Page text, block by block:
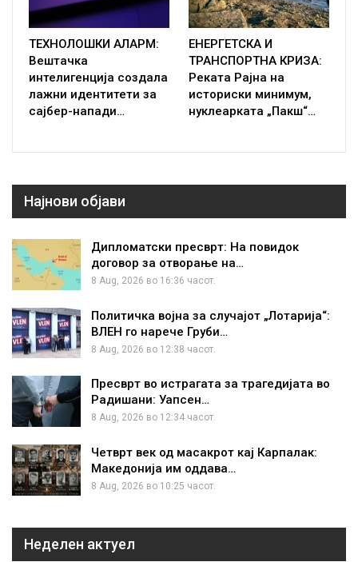
ТЕХНОЛОШКИ АЛАРМ:
Вештачка
интелигенција создала
лажни идентитети за
сајбер-напади…
ЕНЕРГЕТСКА И
ТРАНСПОРТНА КРИЗА:
Реката Рајна на
историски минимум,
нуклеарката „Пакш“…
Најнови објави
Дипломатски пресврт: На повидок
договор за отворање на…
8 Aug, 2026 во 16:36 часот.
Политичка војна за случајот „Лотарија“:
ВЛЕН го нарече Груби…
8 Aug, 2026 во 12:38 часот.
Пресврт во истрагата за трагедијата во
Радишани: Уапсен…
8 Aug, 2026 во 12:34 часот.
Четврт век од масакрот кај Карпалак:
Македонија им оддава…
8 Aug, 2026 во 10:25 часот.
Неделен актуел